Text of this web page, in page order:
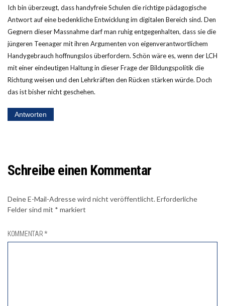
Ich bin überzeugt, dass handyfreie Schulen die richtige pädagogische
Antwort auf eine bedenkliche Entwicklung im digitalen Bereich sind. Den
Gegnern dieser Massnahme darf man ruhig entgegenhalten, dass sie die
jüngeren Teenager mit ihren Argumenten von eigenverantwortlichem
Handygebrauch hoffnungslos überfordern. Schön wäre es, wenn der LCH
mit einer eindeutigen Haltung in dieser Frage der Bildungspolitik die
Richtung weisen und den Lehrkräften den Rücken stärken würde. Doch
das ist bisher nicht geschehen.
Antworten
Schreibe einen Kommentar
Deine E-Mail-Adresse wird nicht veröffentlicht.Erforderliche
Felder sind mit * markiert
KOMMENTAR*